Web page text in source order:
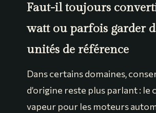
Faut-il toujours
watt ou parfois garder
unités de référence
Dans certains domaines,
d’origine reste plus parlant : le
vapeur pour les moteurs